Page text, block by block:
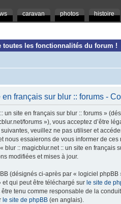
caravan photos histoire
toutes les fonctionnalités du forum !
français sur blur :: forums -
un site en français sur blur :: forums »
forums »), vous acceptez d’être
veuillez ne pas utiliser et
nous essaierons de vous informer de
blur :: magicblur.net :: un site en
modifiées et mises à jour.
(désignés ci-après par « logiciel
et qui peut être téléchargé sur le site de
tenu comme responsable de la
le site de phpBB (en anglais).